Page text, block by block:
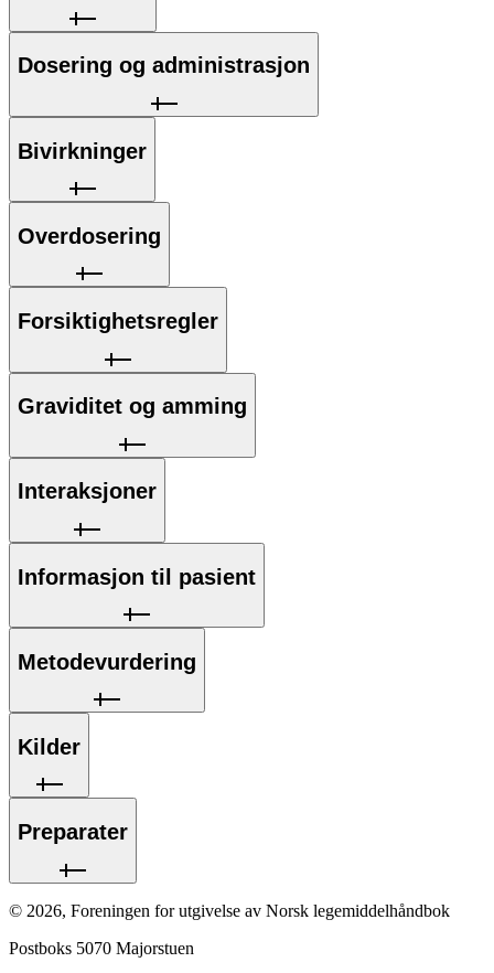
Dosering og administrasjon
Bivirkninger
Overdosering
Forsiktighetsregler
Graviditet og amming
Interaksjoner
Informasjon til pasient
Metodevurdering
Kilder
Preparater
© 2026, Foreningen for utgivelse av Norsk legemiddelhåndbok
Postboks 5070 Majorstuen